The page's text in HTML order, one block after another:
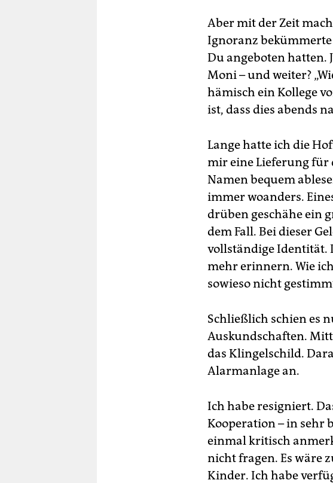
Aber mit der Zeit
Ignoranz
Du angeboten hatten.
Moni – und weiter?
hämisch ein Kollege
ist, dass dies abends
Lange hatte ich die
mir eine Lieferung für
Namen bequem
immer woanders.
drüben geschähe ein
dem Fall. Bei dieser
vollständige Identität.
mehr erinnern. Wie
sowieso nicht
Schließlich schien es
Auskundschaften.
das Klingelschild.
Alarmanlage an.
Ich habe resigniert.
Kooperation – in sehr
einmal kritisch
nicht fragen. Es wäre
Kinder. Ich habe